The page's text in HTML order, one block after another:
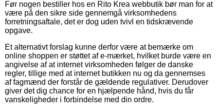
Før nogen bestiller hos en Rito Krea webbutik bør man for at
være på den sikre side gennemgå virksomhedens
forretningsaftale, det er dog uden tvivl en tidskrævende
opgave.
Et alternativt forslag kunne derfor være at bemærke om
online shoppen er støttet af e-mærket, hvilket burde være en
angivelse af at internet virksomheden følger de danske
regler, tillige med at internet butikken nu og da gennemses
af fagmænd der forstår de gældende regulativer. Derudover
giver det dig chance for en hjælpende hånd, hvis du får
vanskeligheder i forbindelse med din ordre.